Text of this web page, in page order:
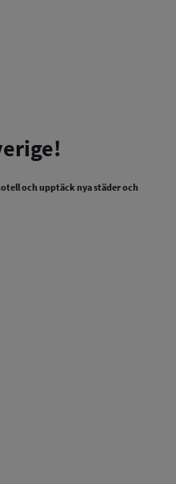
och upptäck nya städer och